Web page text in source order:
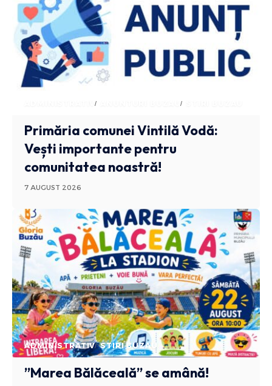
ADMINISTRATIV ANUNTURI BUZAU
Primăria comunei Vintilă Vodă:
Vești importante pentru
comunitatea noastră!
7 AUGUST 2026
ADMINISTRATIV STIRI BUZAU
”Marea Bălăceală” se amână!